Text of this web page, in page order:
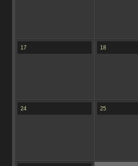
17 18
24 25